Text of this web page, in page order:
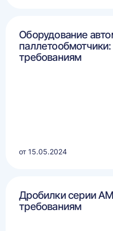
Оборудование
паллетообмотчики:
требованиям
от 15.05.2024
Дробилки серии
требованиям